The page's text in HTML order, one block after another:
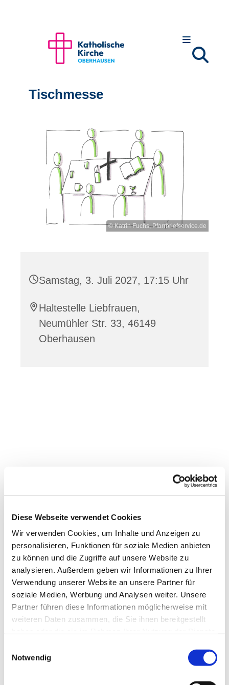
Diese Webseite verwendet Cookies
Wir verwenden Cookies, um Inhalte und Anzeigen zu
personalisieren, Funktionen für soziale Medien anbieten
zu können und die Zugriffe auf unsere Website zu
analysieren. Außerdem geben wir Informationen zu Ihrer
Verwendung unserer Website an unsere Partner für
soziale Medien, Werbung und Analysen weiter. Unsere
Partner führen diese Informationen möglicherweise mit
weiteren Daten zusammen, die Sie ihnen bereitgestellt
Notwendig
Tischmesse
© Katrin Fuchs, Pfarrbriefservice.de
Samstag, 3. Juli 2027, 17:15 Uhr
Haltestelle Liebfrauen,
Neumühler Str. 33, 46149
Oberhausen
Dies könnte Sie auch
interessieren